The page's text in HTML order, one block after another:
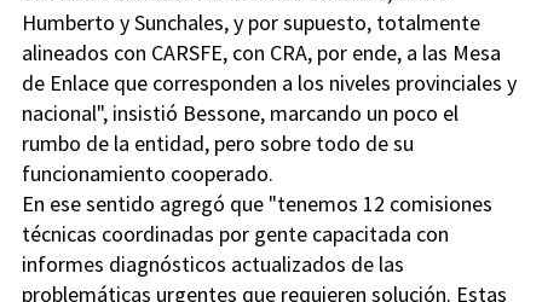
Humberto y Sunchales, y por supuesto, totalmente
alineados con CARSFE, con CRA, por ende, a las Mesa
de Enlace que corresponden a los niveles provinciales y
nacional", insistió Bessone, marcando un poco el
rumbo de la entidad, pero sobre todo de su
funcionamiento cooperado.
En ese sentido agregó que "tenemos 12 comisiones
técnicas coordinadas por gente capacitada con
informes diagnósticos actualizados de las
problemáticas urgentes que requieren solución. Estas